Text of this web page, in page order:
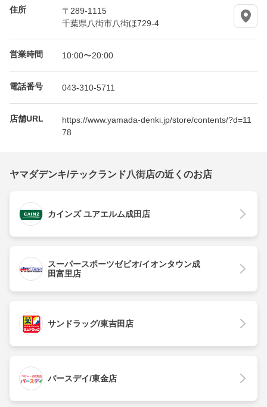
住所
〒289-1115
千葉県八街市八街ほ729-4
営業時間 10:00〜20:00
電話番号 043-310-5711
店舗URL
https://www.yamada-denki.jp/store/contents/?d=11
78
ヤマダデンキ/テックランド八街店の近くのお店
カインズ ユアエルム成田店
スーパースポーツゼビオ/イオンタウン成
田富里店
サンドラッグ/東吉田店
バースデイ/東金店